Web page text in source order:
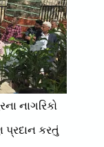
નાગરિકો
પ્રદાન કરતું